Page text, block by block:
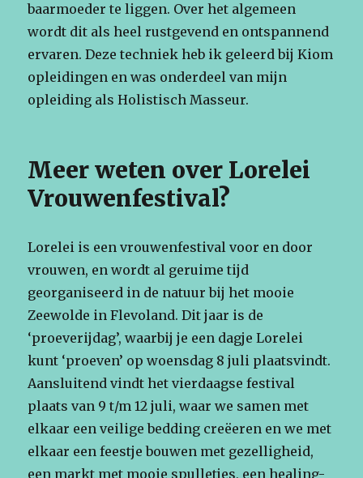
baarmoeder te liggen. Over het algemeen
wordt dit als heel rustgevend en ontspannend
ervaren. Deze techniek heb ik geleerd bij Kiom
opleidingen en was onderdeel van mijn
opleiding als Holistisch Masseur.
Meer weten over Lorelei
Vrouwenfestival?
Lorelei is een vrouwenfestival voor en door
vrouwen, en wordt al geruime tijd
georganiseerd in de natuur bij het mooie
Zeewolde in Flevoland. Dit jaar is de
‘proeverijdag’, waarbij je een dagje Lorelei
kunt ‘proeven’ op woensdag 8 juli plaatsvindt.
Aansluitend vindt het vierdaagse festival
plaats van 9 t/m 12 juli, waar we samen met
elkaar een veilige bedding creëeren en we met
elkaar een feestje bouwen met gezelligheid,
een markt met mooie spulletjes, een healing-